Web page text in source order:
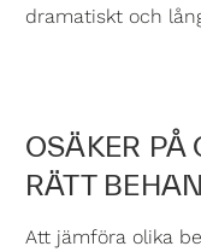
dramatiskt och
OSÄKER PÅ
RÄTT
Att jämföra olika